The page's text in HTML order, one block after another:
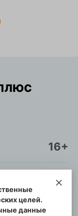
16+
целей.
данные